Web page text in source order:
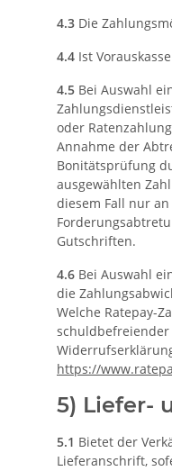
4.3 Die
4.4 Ist
4.5 Bei Auswahl
oder
Annahme der
Bonitätsprüfung
ausgewählten
diesem Fall nur
Gutschriften.
4.6 Bei Auswahl
die
Welche Ratepay-
schuldbefreiender
https://
5) Liefer-
5.1 Bietet der
Lieferanschrift,